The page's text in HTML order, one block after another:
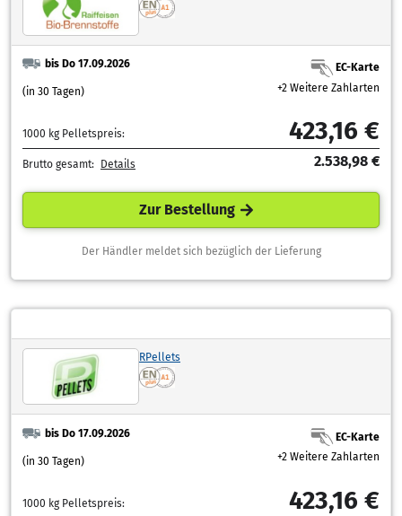
bis Do 17.09.2026
(in 30 Tagen)
EC-Karte
+2 Weitere Zahlarten
1000 kg Pelletspreis: 423,16 €
Brutto gesamt: Details 2.538,98 €
Zur Bestellung
Der Händler meldet sich bezüglich der Lieferung
RPellets
bis Do 17.09.2026
(in 30 Tagen)
EC-Karte
+2 Weitere Zahlarten
1000 kg Pelletspreis: 423,16 €